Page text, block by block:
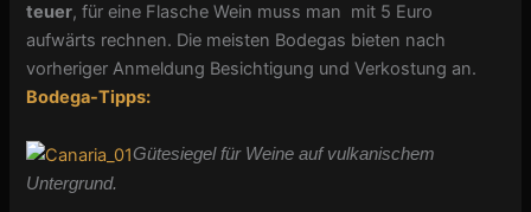
teuer, für eine Flasche Wein muss man mit 5 Euro
aufwärts rechnen. Die meisten Bodegas bieten nach
vorheriger Anmeldung Besichtigung und Verkostung an.
Bodega-Tipps:
Gütesiegel für Weine auf vulkanischem
Untergrund.